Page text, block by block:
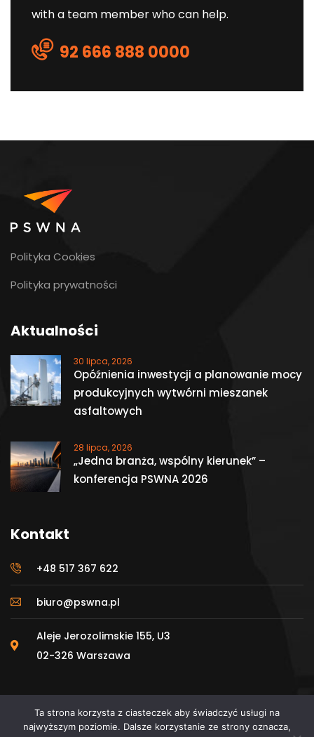
with a team member who can help.
92 666 888 0000
Polityka Cookies
Polityka prywatności
Aktualności
30 lipca, 2026
Opóźnienia inwestycji a planowanie mocy
produkcyjnych wytwórni mieszanek
asfaltowych
28 lipca, 2026
„Jedna branża, wspólny kierunek” –
konferencja PSWNA 2026
Kontakt
+48 517 367 622
biuro@pswna.pl
Aleje Jerozolimskie 155, U3
02-326 Warszawa
Ta strona korzysta z ciasteczek aby świadczyć usługi na
najwyższym poziomie. Dalsze korzystanie ze strony oznacza,